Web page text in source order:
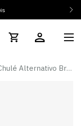
Meias Chulé Alternativo Branco 25/26 - Adulto